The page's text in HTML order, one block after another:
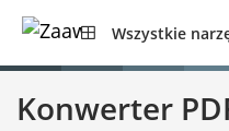
Wszystkie
Konwerter